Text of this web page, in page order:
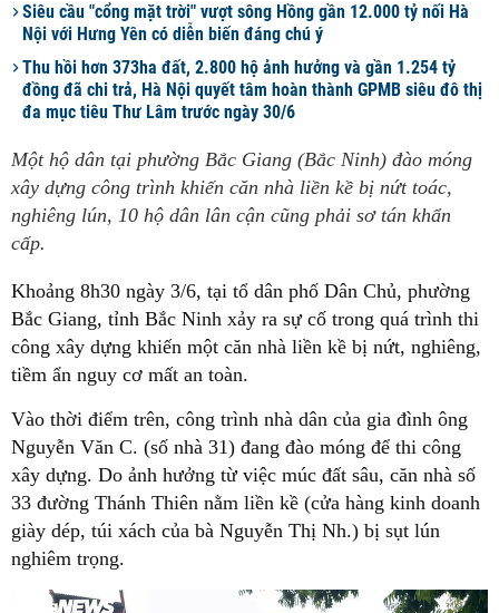
Siêu cầu "cổng mặt trời" vượt sông Hồng gần 12.000 tỷ nối Hà
Nội với Hưng Yên có diễn biến đáng chú ý
Thu hồi hơn 373ha đất, 2.800 hộ ảnh hưởng và gần 1.254 tỷ
đồng đã chi trả, Hà Nội quyết tâm hoàn thành GPMB siêu đô thị
đa mục tiêu Thư Lâm trước ngày 30/6
Một hộ dân tại phường Bắc Giang (Bắc Ninh) đào móng
xây dựng công trình khiến căn nhà liền kề bị nứt toác,
nghiêng lún, 10 hộ dân lân cận cũng phải sơ tán khẩn
cấp.
Khoảng 8h30 ngày 3/6, tại tổ dân phố Dân Chủ, phường
Bắc Giang, tỉnh Bắc Ninh xảy ra sự cố trong quá trình thi
công xây dựng khiến một căn nhà liền kề bị nứt, nghiêng,
tiềm ẩn nguy cơ mất an toàn.
Vào thời điểm trên, công trình nhà dân của gia đình ông
Nguyễn Văn C. (số nhà 31) đang đào móng để thi công
xây dựng. Do ảnh hưởng từ việc múc đất sâu, căn nhà số
33 đường Thánh Thiên nằm liền kề (cửa hàng kinh doanh
giày dép, túi xách của bà Nguyễn Thị Nh.) bị sụt lún
nghiêm trọng.